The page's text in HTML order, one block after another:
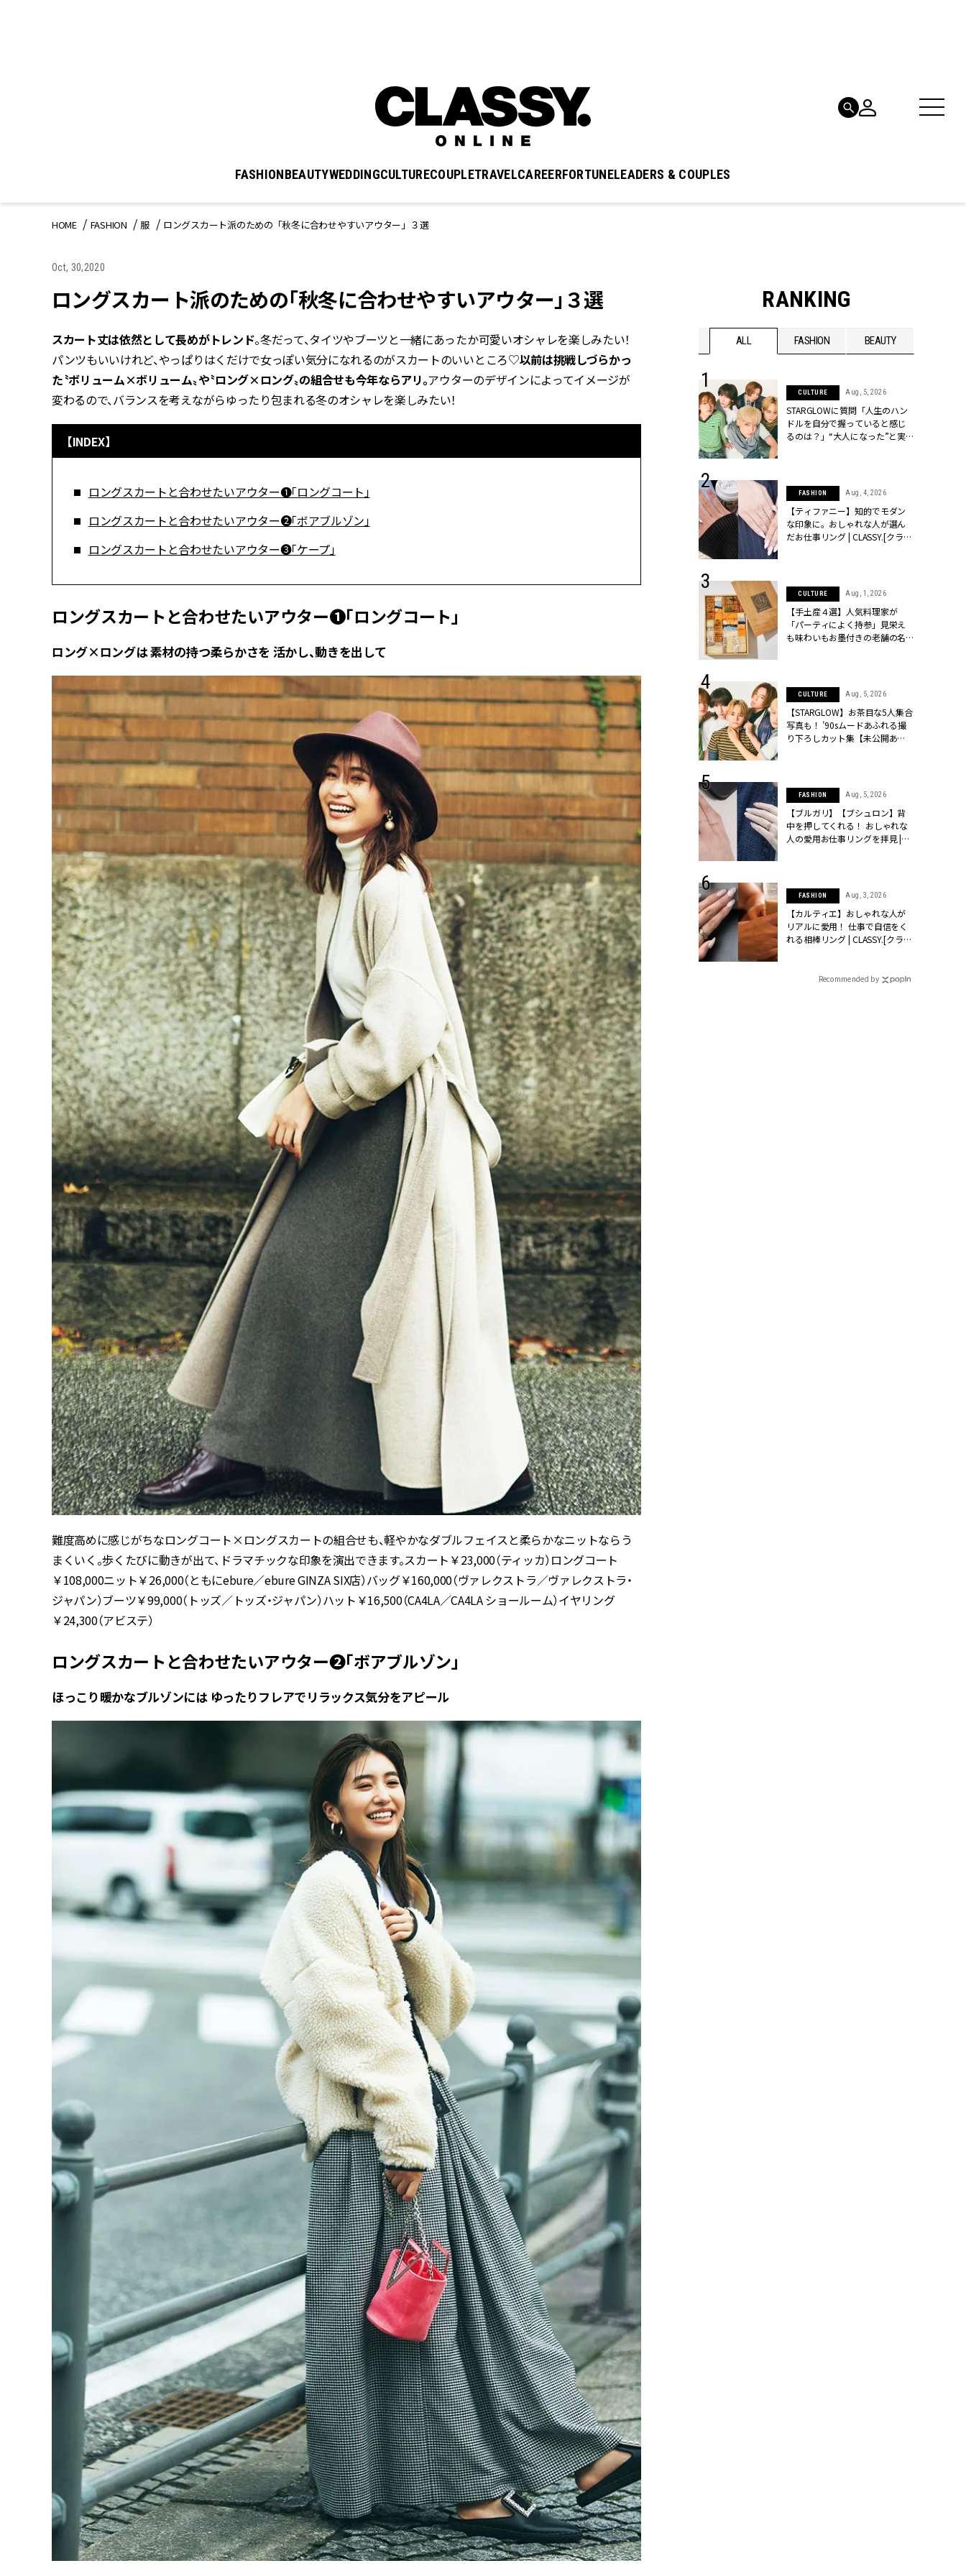
FASHIONBEAUTYWEDDINGCULTURECOUPLETRAVELCAREERFORTUNELEADERS & COUPLES
HOME FASHION 服 ロングスカート派のための「秋冬に合わせやすいアウター」３選
Oct, 30,2020
ロングスカート派のための「秋冬に合わせやすいアウター」３選
スカート丈は依然として長めがトレンド。冬だって、タイツやブーツと一緒にあったか可愛いオシャレを楽しみたい！
パンツもいいけれど、やっぱりはくだけで女っぽい気分になれるのがスカートのいいところ♡以前は挑戦しづらかっ
た〝ボリューム×ボリューム〟や〝ロング×ロング〟の組合せも今年ならアリ。アウターのデザインによってイメージが
変わるので、バランスを考えながらゆったり包まれる冬のオシャレを楽しみたい！
【INDEX】
ロングスカートと合わせたいアウター❶「ロングコート」
ロングスカートと合わせたいアウター❷「ボアブルゾン」
ロングスカートと合わせたいアウター❸「ケープ」
ロングスカートと合わせたいアウター❶「ロングコート」
ロング×ロングは 素材の持つ柔らかさを 活かし、動きを出して
難度高めに感じがちなロングコート×ロングスカートの組合せも、軽やかなダブルフェイスと柔らかなニットならう
まくいく。歩くたびに動きが出て、ドラマチックな印象を演出できます。スカート￥23,000（ティッカ）ロングコート
￥108,000ニット￥26,000（ともにebure／ebure GINZA SIX店）バッグ￥160,000（ヴァレクストラ／ヴァレクストラ・
ジャパン）ブーツ￥99,000（トッズ／トッズ・ジャパン）ハット￥16,500（CA4LA／CA4LA ショールーム）イヤリング
￥24,300（アビステ）
ロングスカートと合わせたいアウター❷「ボアブルゾン」
ほっこり暖かなブルゾンには ゆったりフレアでリラックス気分をアピール
RANKING
BEAUTY ALL FASHION BEAUTY
夏の深刻なくすみ・色ムラにア
プローチ！【透明感を底上げ】
チ勢の「ないと無理」なアイテ
忙しい毎日に「うるおいター
ボ」を。新【SOFINA BASIC＋】
かな肌を目指す | CLASSY.[クラッ
BEAUTY
【落ちない名品リップ10選】塗
り直しできない・皮むけしやす
いetc.悩みをクリア | CLASSY.[ク
ラッシィ]
BEAUTY Aug, 4, 2026
【猛暑ダメージ】はまずリセッ
ト！30代の夏枯れ肌を救う「先
回りエイジングケア」美容液3選
| CLASSY.[クラッシィ]
Jul, 13, 2026
朝の“寝ぐせ直し”はもういらな
い！夜に仕込む「ヘアケア家
電」3選 | CLASSY.[クラッシィ]
ばれで失敗しないコーデ＆マナ
WEDDING Dec, 24, 2025
【結婚式のお呼ばれバッグ最新
事情】アンテプリマ、プラダetc.
「小さくても収納力あり」が条
件！ | CLASSY.[クラッシィ]
WEDDING Mar, 28, 2026
【ティファニー】結婚指輪は“結
び目”モチーフの最愛リングが大
本命 | CLASSY.[クラッシィ]
WEDDING May, 20, 2026
【カルティエ、ブシュロン、ショ
ーメ】おしゃれな人が選んだ婚
約指輪＆結婚指輪を公開 |
CLASSY.[クラッシィ]
CULTURE Aug, 5, 2026
STARGLOWに質問「人生のハン
ドルを自分で握っていると感じ
るのは？」“大️人になった”と実
FASHION Aug, 4, 2026
【ティファニー】知的でモダン
な印象に。おしゃれな人が選ん
だお仕事リング | CLASSY.[クラッ
CULTURE Aug, 1, 2026
【手土産４選】人気料理家が
「パーティによく持参」見栄え
も味わいもお墨付きの老舗の名
CULTURE Aug, 5, 2026
【STARGLOW】お茶目な5人集合
写真も！ ’90sムードあふれる撮
り下ろしカット集【未公開あ
FASHION Aug, 5, 2026
【ブルガリ】【ブシュロン】背
中を押してくれる！ おしゃれな
人の愛用お仕事リングを拝見 |
FASHION Aug, 3, 2026
【カルティエ】おしゃれな人が
リアルに愛用！ 仕事で自信をく
れる相棒リング | CLASSY.[クラッ
Recommended by